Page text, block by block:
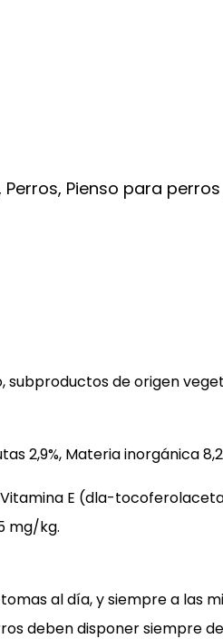
Perros, Pienso para perros
de origen
2,9%, Materia inorgánica
E (dla-
mg/kg.
al día, y siempre a las
deben disponer siempre